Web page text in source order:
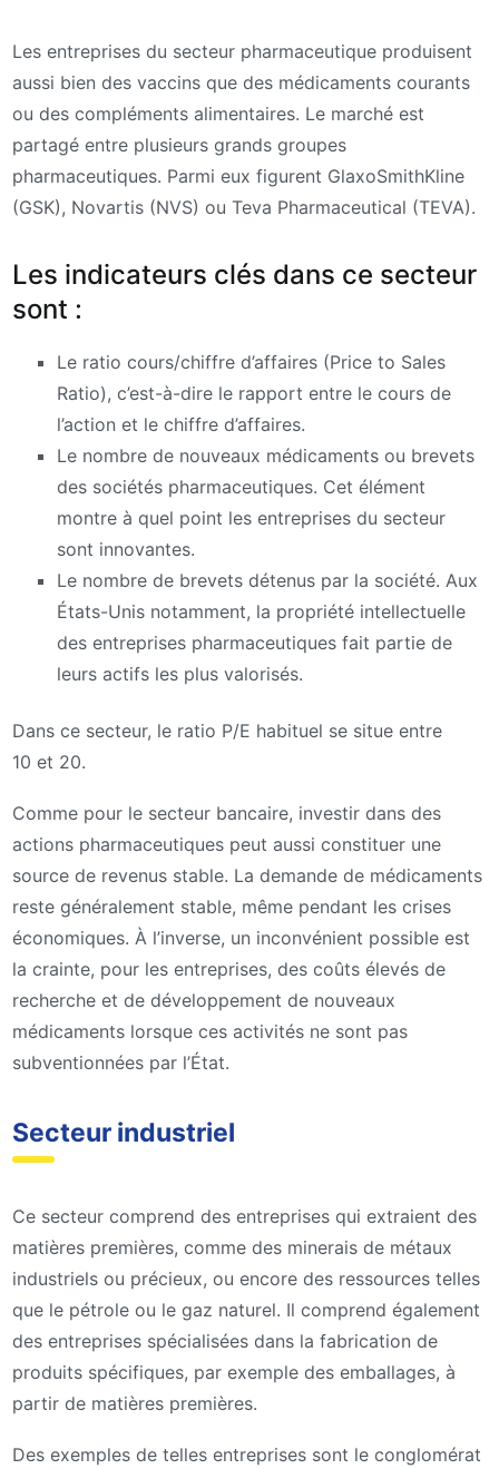
Les entreprises du secteur pharmaceutique produisent
aussi bien des vaccins que des médicaments courants
ou des compléments alimentaires. Le marché est
partagé entre plusieurs grands groupes
pharmaceutiques. Parmi eux figurent GlaxoSmithKline
(GSK), Novartis (NVS) ou Teva Pharmaceutical (TEVA).
Les indicateurs clés dans ce secteur
sont :
Le ratio cours/chiffre d’affaires (Price to Sales
Ratio), c’est-à-dire le rapport entre le cours de
l’action et le chiffre d’affaires.
Le nombre de nouveaux médicaments ou brevets
des sociétés pharmaceutiques. Cet élément
montre à quel point les entreprises du secteur
sont innovantes.
Le nombre de brevets détenus par la société. Aux
États-Unis notamment, la propriété intellectuelle
des entreprises pharmaceutiques fait partie de
leurs actifs les plus valorisés.
Dans ce secteur, le ratio P/E habituel se situe entre
10 et 20.
Comme pour le secteur bancaire, investir dans des
actions pharmaceutiques peut aussi constituer une
source de revenus stable. La demande de médicaments
reste généralement stable, même pendant les crises
économiques. À l’inverse, un inconvénient possible est
la crainte, pour les entreprises, des coûts élevés de
recherche et de développement de nouveaux
médicaments lorsque ces activités ne sont pas
subventionnées par l’État.
Secteur industriel
Ce secteur comprend des entreprises qui extraient des
matières premières, comme des minerais de métaux
industriels ou précieux, ou encore des ressources telles
que le pétrole ou le gaz naturel. Il comprend également
des entreprises spécialisées dans la fabrication de
produits spécifiques, par exemple des emballages, à
partir de matières premières.
Des exemples de telles entreprises sont le conglomérat